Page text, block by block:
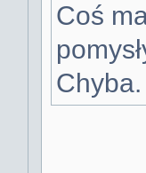
Coś
Chyba.